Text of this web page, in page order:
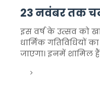
23 नवंबर तक
इस वर्ष के उत्सव को
धार्मिक गतिविधियों
जाएगा। इनमें शामिल